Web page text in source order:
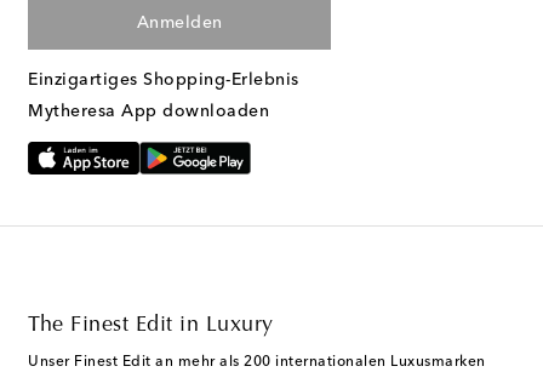
Anmelden
Einzigartiges Shopping-Erlebnis
Mytheresa App downloaden
The Finest Edit in Luxury
Unser Finest Edit an mehr als 200 internationalen Luxusmarken